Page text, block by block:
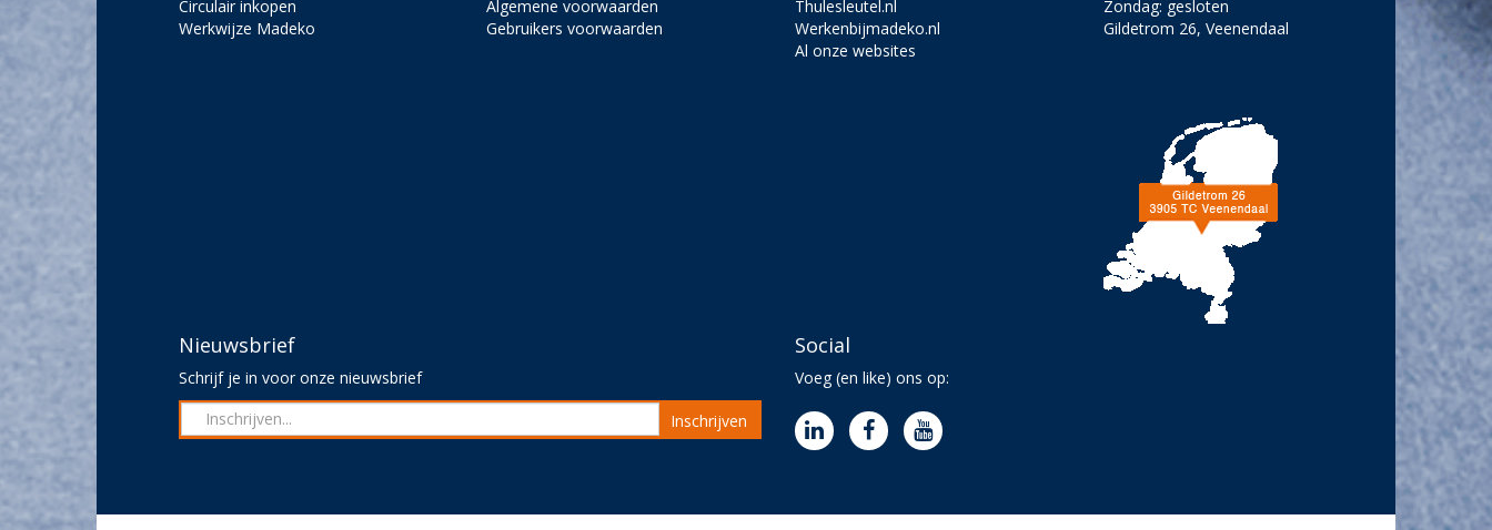
Circulair inkopen
Werkwijze Madeko
Algemene voorwaarden
Gebruikers voorwaarden
Thulesleutel.nl
Werkenbijmadeko.nl
Al onze websites
Zondag: gesloten
Gildetrom 26, Veenendaal
Nieuwsbrief
Schrijf je in voor onze nieuwsbrief
Inschrijven
Social
Voeg (en like) ons op: